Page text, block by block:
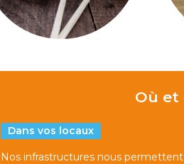
Où et
Dans vos locaux
Nos infrastructures nous